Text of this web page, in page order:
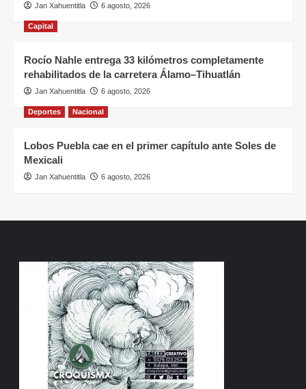
Jan Xahuentitla 6 agosto, 2026
Capital
Rocío Nahle entrega 33 kilómetros completamente
rehabilitados de la carretera Álamo–Tihuatlán
Jan Xahuentitla 6 agosto, 2026
Deportes Nacional
Lobos Puebla cae en el primer capítulo ante Soles de
Mexicali
Jan Xahuentitla 6 agosto, 2026